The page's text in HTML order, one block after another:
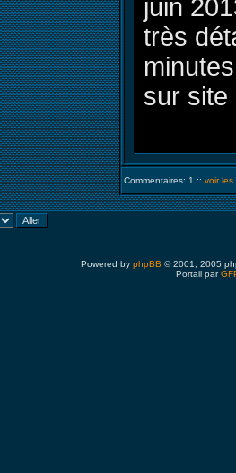
juin
très
sur site
Commentaires: 1 :: voir les
Powered by phpBB © 2001, 2005
Portail par